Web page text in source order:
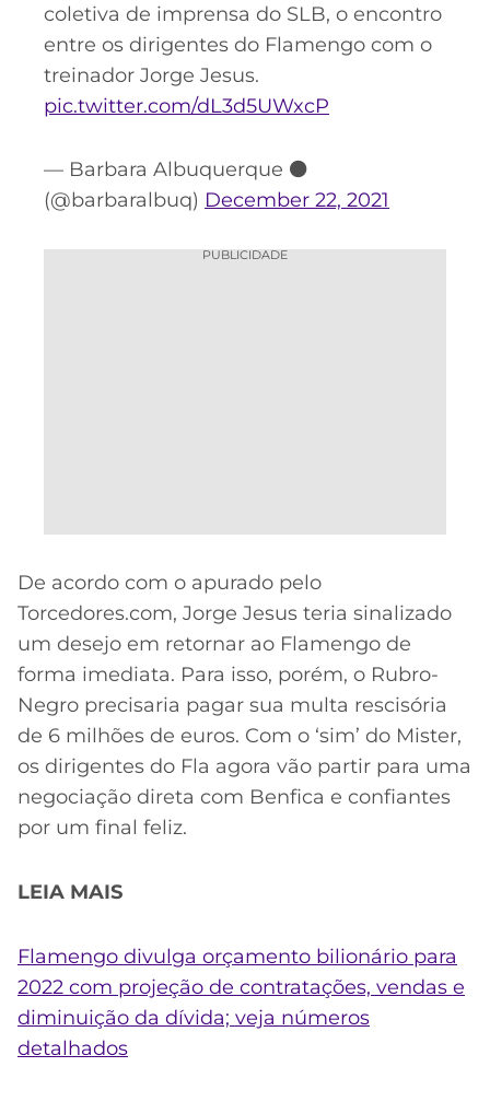
coletiva de imprensa do SLB, o encontro
entre os dirigentes do Flamengo com o
treinador Jorge Jesus.
pic.twitter.com/dL3d5UWxcP
— Barbara Albuquerque ⚫️
(@barbaralbuq) December 22, 2021
PUBLICIDADE
De acordo com o apurado pelo
Torcedores.com, Jorge Jesus teria sinalizado
um desejo em retornar ao Flamengo de
forma imediata. Para isso, porém, o Rubro-
Negro precisaria pagar sua multa rescisória
de 6 milhões de euros. Com o ‘sim’ do Mister,
os dirigentes do Fla agora vão partir para uma
negociação direta com Benfica e confiantes
por um final feliz.
LEIA MAIS
Flamengo divulga orçamento bilionário para
2022 com projeção de contratações, vendas e
diminuição da dívida; veja números
detalhados